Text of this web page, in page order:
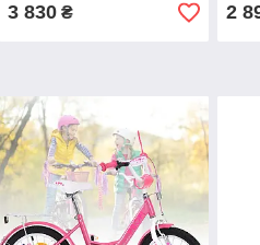
Салатово-чорний
3 830₴ 2